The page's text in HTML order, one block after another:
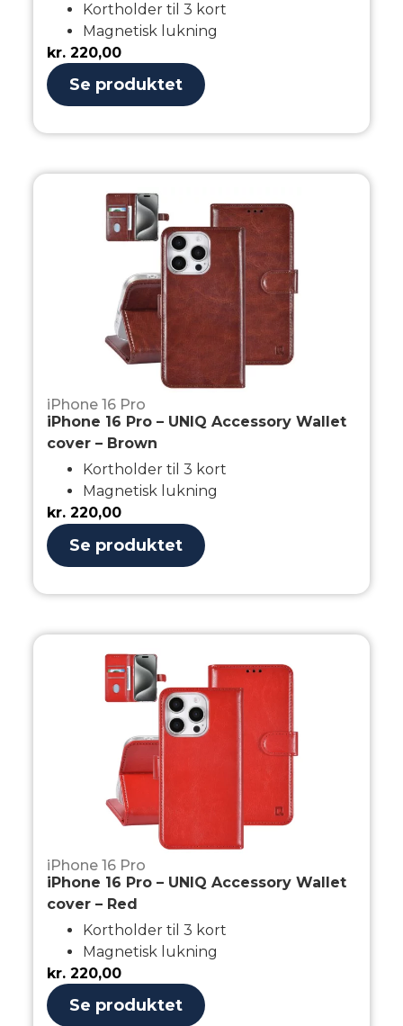
Kortholder til 3 kort
Magnetisk lukning
kr. 220,00
Se produktet
iPhone 16 Pro
iPhone 16 Pro – UNIQ Accessory Wallet
cover – Brown
Kortholder til 3 kort
Magnetisk lukning
kr. 220,00
Se produktet
iPhone 16 Pro
iPhone 16 Pro – UNIQ Accessory Wallet
cover – Red
Kortholder til 3 kort
Magnetisk lukning
kr. 220,00
Se produktet